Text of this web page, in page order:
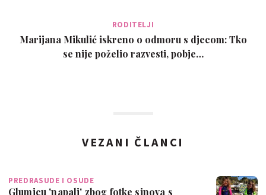
RODITELJI
Marijana Mikulić iskreno o odmoru s djecom: Tko
se nije poželio razvesti, pobje…
VEZANI ČLANCI
PREDRASUDE I OSUDE
Glumicu 'napali' zbog fotke sinova s